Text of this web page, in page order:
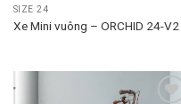
SIZE 24
Xe Mini vuông – ORCHID 24-V2